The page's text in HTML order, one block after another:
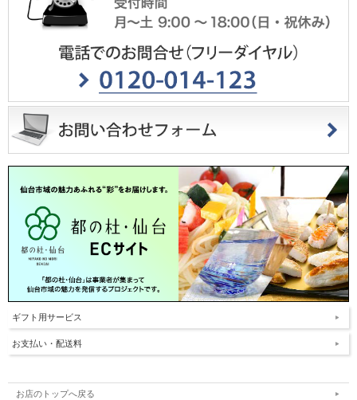
ギフト用サービス
お支払い・配送料
お店のトップへ戻る